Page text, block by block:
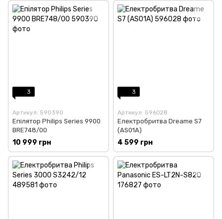
3
Артикул: 590390
Епілятор Philips Series 9900
BRE748/00
10 999 грн
3
Артикул: 596028
Електробритва Dreame S7
(AS01A)
4 599 грн